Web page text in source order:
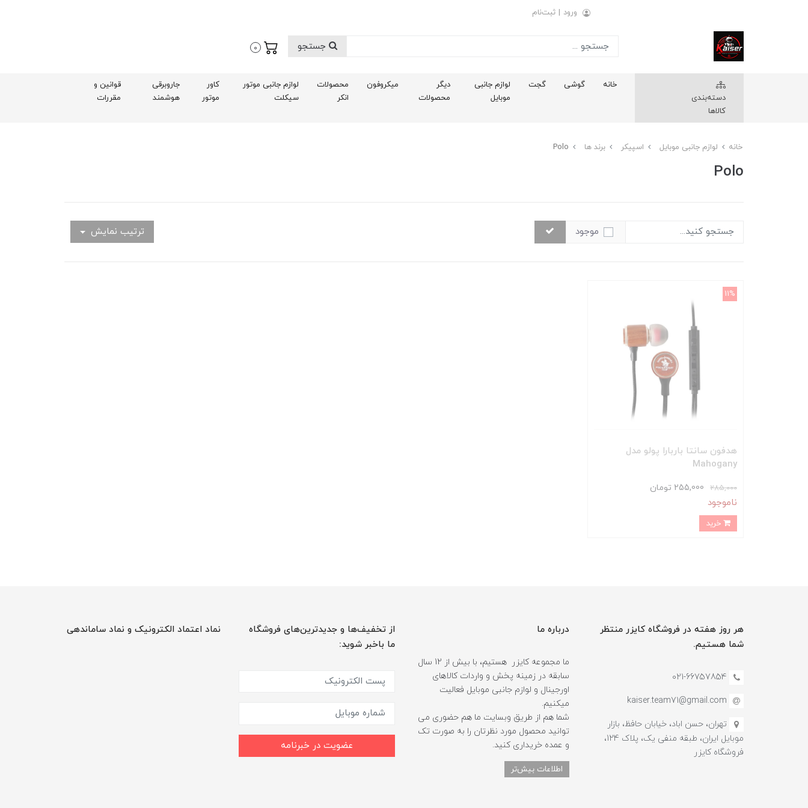
ورود | ثبت‌نام
0
دسته‌بندی
کالاها
خانه گوشی گجت
لوازم جانبی
موبایل
دیگر
محصولات
میکروفون
محصولات
انکر
لوازم جانبی موتور
سیکلت
کاور
موتور
جاروبرقی
هوشمند
قوانین و
مقررات
خانه لوازم جانبی موبایل اسپیکر برند ها Polo
Polo
موجود ترتیب نمایش
هدفون سانتا باربارا پولو مدل
Mahogany
285,000 255,000 تومان
11%
ناموجود
هر روز هفته در فروشگاه کایزر منتظر
شما هستیم.
021-66757854
kaiser.team71@gmail.com
تهران، حسن اباد، خیابان حافظ، بازار
موبایل ایران، طبقه منفی یک، پلاک 124،
فروشگاه کایزر
درباره ما
ما مجموعه کایزر هستیم، با بیش از 12 سال
سابقه در زمینه پخش و واردات کالاهای
اورجینال و لوازم جانبی موبایل فعالیت
میکنیم.
شما هم از طریق وبسایت ما هم حضوری می
توانید محصول مورد نظرتان را به صورت تک
و عمده خریداری کنید.
اطلاعات بیش‌تر
از تخفیف‌ها و جدیدترین‌های فروشگاه
ما باخبر شوید:
عضویت در خبرنامه
نماد اعتماد الکترونیک و نماد ساماندهی